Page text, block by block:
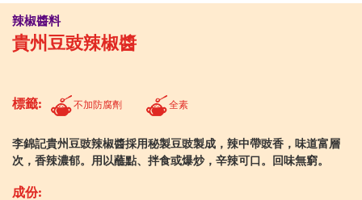
辣椒醬料
貴州豆豉辣椒醬
標籤: 不加防腐劑 全素
李錦記貴州豆豉辣椒醬採用秘製豆豉製成，辣中帶豉香，味道富層
次，香辣濃郁。用以蘸點、拌食或爆炒，辛辣可口。回味無窮。
成份: